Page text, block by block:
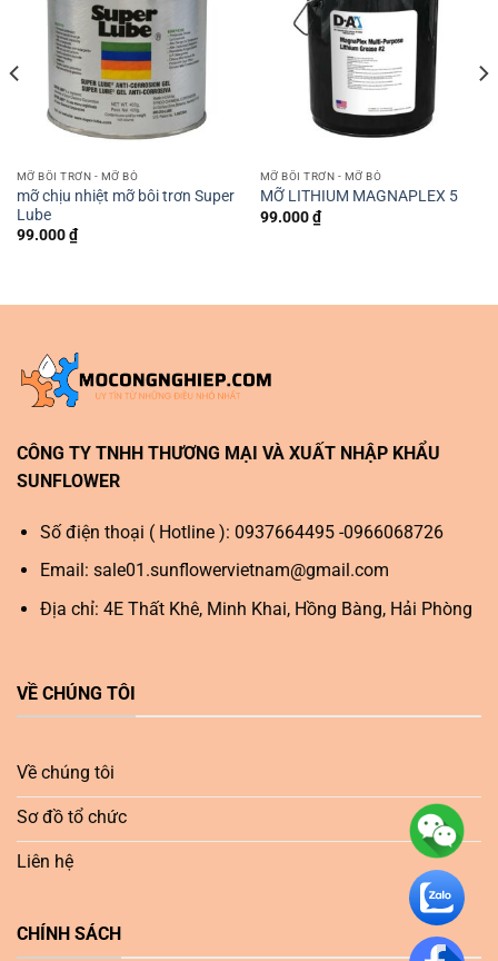
MỠ BÔI TRƠN - MỠ BÒ
mỡ chịu nhiệt mỡ bôi trơn Super
Lube
99.000₫
MỠ BÔI TRƠN - MỠ BÒ
MỠ LITHIUM MAGNAPLEX 5
99.000₫
CÔNG TY TNHH THƯƠNG MẠI VÀ XUẤT NHẬP KHẨU
SUNFLOWER
Số điện thoại ( Hotline ): 0937664495 -0966068726
Email: sale01.sunflowervietnam@gmail.com
Địa chỉ: 4E Thất Khê, Minh Khai, Hồng Bàng, Hải Phòng
VỀ CHÚNG TÔI
Về chúng tôi
Sơ đồ tổ chức
Liên hệ
CHÍNH SÁCH